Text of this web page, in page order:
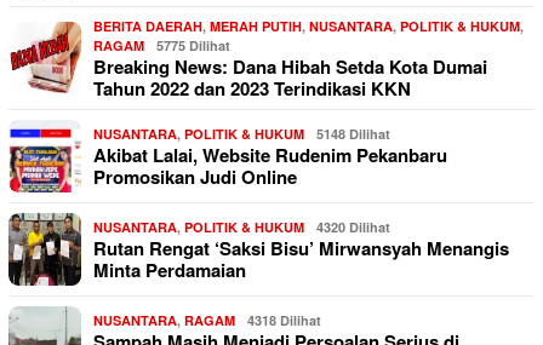
BERITA DAERAH, MERAH PUTIH, NUSANTARA, POLITIK & HUKUM,
RAGAM
5775 Dilihat
Breaking News: Dana Hibah Setda Kota Dumai
Tahun 2022 dan 2023 Terindikasi KKN
NUSANTARA, POLITIK & HUKUM 5148 Dilihat
Akibat Lalai, Website Rudenim Pekanbaru
Promosikan Judi Online
NUSANTARA, POLITIK & HUKUM 4320 Dilihat
Rutan Rengat ‘Saksi Bisu’ Mirwansyah Menangis
Minta Perdamaian
NUSANTARA, RAGAM 4318 Dilihat